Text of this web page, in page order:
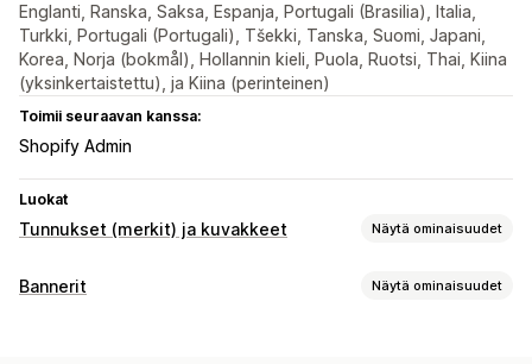
Englanti, Ranska, Saksa, Espanja, Portugali (Brasilia), Italia,
Turkki, Portugali (Portugali), Tšekki, Tanska, Suomi, Japani,
Korea, Norja (bokmål), Hollannin kieli, Puola, Ruotsi, Thai, Kiina
(yksinkertaistettu), ja Kiina (perinteinen)
Toimii seuraavan kanssa:
Shopify Admin
Luokat
Tunnukset (merkit) ja kuvakkeet Näytä ominaisuudet
Kuvakkeen tyypit
Bannerit Näytä ominaisuudet